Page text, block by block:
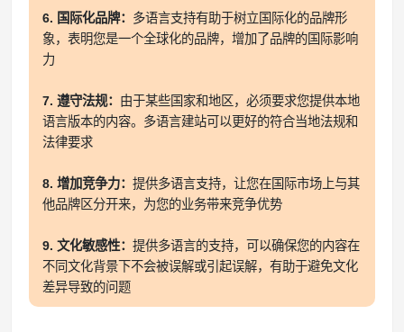
6. 国际化品牌： 多语言支持有助于树立国际化的品牌形
象，表明您是一个全球化的品牌，增加了品牌的国际影响
力
7. 遵守法规： 由于某些国家和地区，必须要求您提供本地
语言版本的内容。多语言建站可以更好的符合当地法规和
法律要求
8. 增加竞争力：提供多语言支持，让您在国际市场上与其
他品牌区分开来，为您的业务带来竞争优势
9. 文化敏感性：提供多语言的支持，可以确保您的内容在
不同文化背景下不会被误解或引起误解，有助于避免文化
差异导致的问题